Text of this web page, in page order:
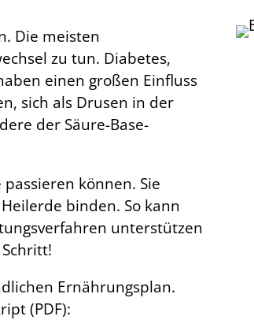
Die meisten
zu tun. Diabetes,
einen großen Einfluss
sich als Drusen in der
der Säure-Base-
können. Sie
binden. So kann
unterstützen
Ernährungsplan.
(PDF):